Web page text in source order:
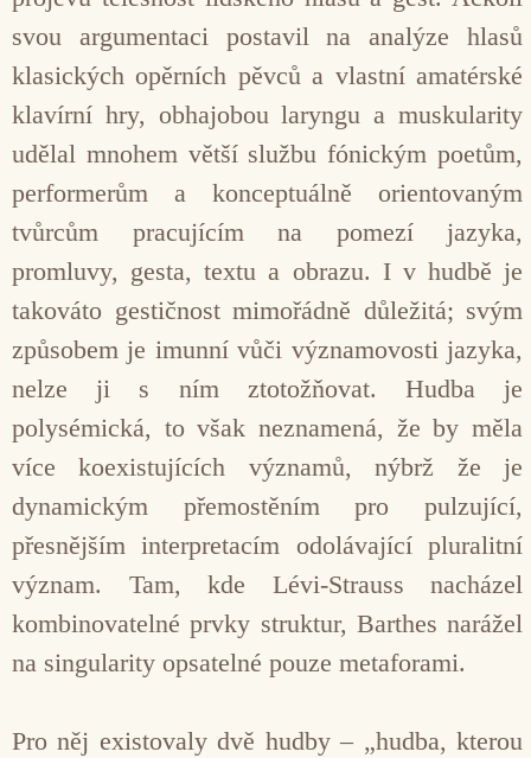
svou argumentaci postavil na analýze hlasů
klasických opěrních pěvců a vlastní amatérské
klavírní hry, obhajobou laryngu a muskularity
udělal mnohem větší službu fónickým poetům,
performerům a konceptuálně orientovaným
tvůrcům pracujícím na pomezí jazyka,
promluvy, gesta, textu a obrazu. I v hudbě je
takováto gestičnost mimořádně důležitá; svým
způsobem je imunní vůči významovosti jazyka,
nelze ji s ním ztotožňovat. Hudba je
polysémická, to však neznamená, že by měla
více koexistujících významů, nýbrž že je
dynamickým přemostěním pro pulzující,
přesnějším interpretacím odolávající pluralitní
význam. Tam, kde Lévi-Strauss nacházel
kombinovatelné prvky struktur, Barthes narážel
na singularity opsatelné pouze metaforami.
Pro něj existovaly dvě hudby – „hudba, kterou